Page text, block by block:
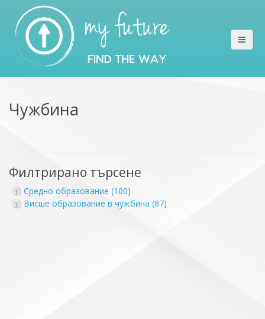
Чужбина
Филтрирано търсене
Средно образование (100)
Висше образование в чужбина (87)